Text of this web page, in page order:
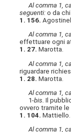
Al comma 1,
seguenti: o da
1. 156.
Al comma 1,
effettuare ogni
1. 27. Marotta.
Al comma 1,
riguardare
1. 28. Marotta.
Al comma 1,
1-bis. Il
ovvero tramite
1. 104. Mattiello.
Al comma 1,